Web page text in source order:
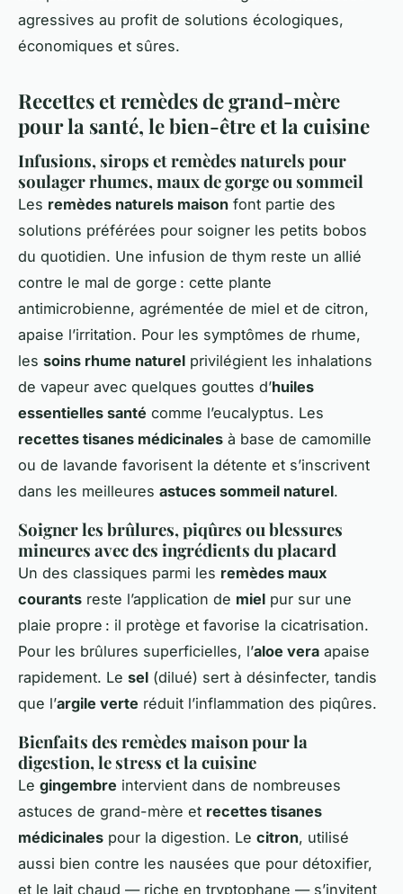
agressives au profit de solutions écologiques,
économiques et sûres.
Recettes et remèdes de grand-mère
pour la santé, le bien-être et la cuisine
Infusions, sirops et remèdes naturels pour
soulager rhumes, maux de gorge ou sommeil
Les remèdes naturels maison font partie des
solutions préférées pour soigner les petits bobos
du quotidien. Une infusion de thym reste un allié
contre le mal de gorge : cette plante
antimicrobienne, agrémentée de miel et de citron,
apaise l’irritation. Pour les symptômes de rhume,
les soins rhume naturel privilégient les inhalations
de vapeur avec quelques gouttes d’huiles
essentielles santé comme l’eucalyptus. Les
recettes tisanes médicinales à base de camomille
ou de lavande favorisent la détente et s’inscrivent
dans les meilleures astuces sommeil naturel.
Soigner les brûlures, piqûres ou blessures
mineures avec des ingrédients du placard
Un des classiques parmi les remèdes maux
courants reste l’application de miel pur sur une
plaie propre : il protège et favorise la cicatrisation.
Pour les brûlures superficielles, l’aloe vera apaise
rapidement. Le sel (dilué) sert à désinfecter, tandis
que l’argile verte réduit l’inflammation des piqûres.
Bienfaits des remèdes maison pour la
digestion, le stress et la cuisine
Le gingembre intervient dans de nombreuses
astuces de grand-mère et recettes tisanes
médicinales pour la digestion. Le citron, utilisé
aussi bien contre les nausées que pour détoxifier,
et le lait chaud — riche en tryptophane — s’invitent